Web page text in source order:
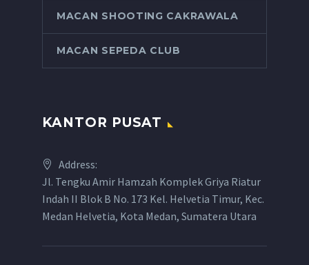
MACAN SHOOTING CAKRAWALA
MACAN SEPEDA CLUB
KANTOR PUSAT
Address:
Jl. Tengku Amir Hamzah Komplek Griya Riatur
Indah II Blok B No. 173 Kel. Helvetia Timur, Kec.
Medan Helvetia, Kota Medan, Sumatera Utara